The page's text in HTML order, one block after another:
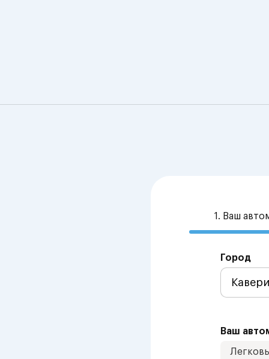
1. Ваш
Город
Ваш